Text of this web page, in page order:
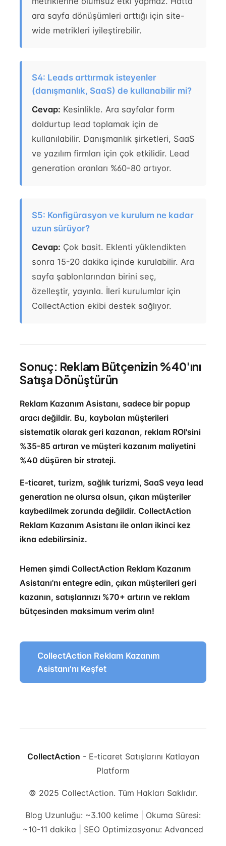
ara sayfa dönüşümleri arttığı için site-
wide metrikleri iyileştirebilir.
S4: Leads arttırmak isteyenler
(danışmanlık, SaaS) de kullanabilir mi?
Cevap: Kesinlikle. Ara sayfalar form
doldurtup lead toplamak için de
kullanılabilir. Danışmanlık şirketleri, SaaS
ve yazılım firmları için çok etkilidir. Lead
generation oranları %60-80 artıyor.
S5: Konfigürasyon ve kurulum ne kadar
uzun sürüyor?
Cevap: Çok basit. Eklenti yüklendikten
sonra 15-20 dakika içinde kurulabilir. Ara
sayfa şablonlarından birini seç,
özelleştir, yayınla. İleri kurulumlar için
CollectAction ekibi destek sağlıyor.
Sonuç: Reklam Bütçenizin %40'ını
Satışa Dönüştürün
Reklam Kazanım Asistanı, sadece bir popup
aracı değildir. Bu, kaybolan müşterileri
sistematik olarak geri kazanan, reklam ROI'sini
%35-85 artıran ve müşteri kazanım maliyetini
%40 düşüren bir strateji.
E-ticaret, turizm, sağlık turizmi, SaaS veya lead
generation ne olursa olsun, çıkan müşteriler
kaybedilmek zorunda değildir. CollectAction
Reklam Kazanım Asistanı ile onları ikinci kez
ikna edebilirsiniz.
Hemen şimdi CollectAction Reklam Kazanım
Asistanı'nı entegre edin, çıkan müşterileri geri
kazanın, satışlarınızı %70+ artırın ve reklam
bütçesinden maksimum verim alın!
CollectAction Reklam Kazanım
Asistanı'nı Keşfet
CollectAction - E-ticaret Satışlarını Katlayan
Platform
© 2025 CollectAction. Tüm Hakları Saklıdır.
Blog Uzunluğu: ~3.100 kelime | Okuma Süresi:
~10-11 dakika | SEO Optimizasyonu: Advanced